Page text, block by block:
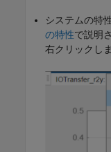
システムの特
の特性で説明
右クリックしま